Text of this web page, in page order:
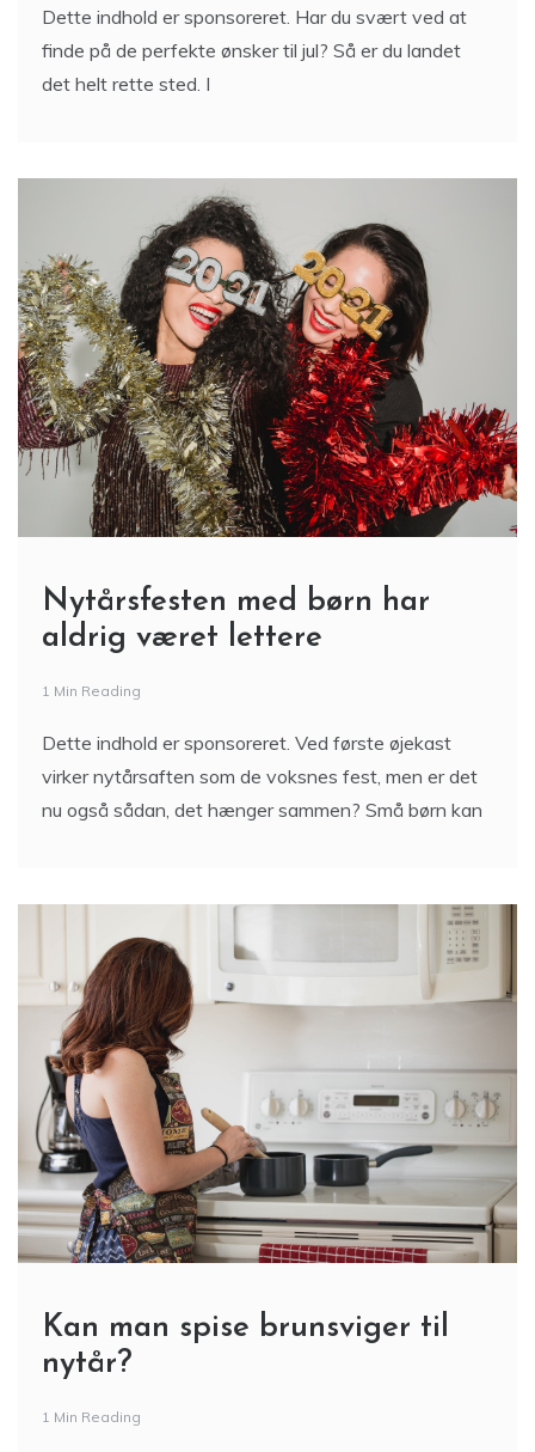
Dette indhold er sponsoreret. Har du svært ved at
finde på de perfekte ønsker til jul? Så er du landet
det helt rette sted. I
Nytårsfesten med børn har
aldrig været lettere
1 Min Reading
Dette indhold er sponsoreret. Ved første øjekast
virker nytårsaften som de voksnes fest, men er det
nu også sådan, det hænger sammen? Små børn kan
Kan man spise brunsviger til
nytår?
1 Min Reading